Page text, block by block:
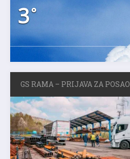
3°
GS RAMA – PRIJAVA ZA POSAO